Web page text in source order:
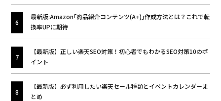
最新版:Amazon｢商品紹介コンテンツ(A+)｣作成方法とは？これで転
換率UPに期待
【最新版】正しい楽天SEO対策！初心者でもわかるSEO対策10のポ
イント
【最新版】必ず利用したい楽天セール種類とイベントカレンダーま
とめ